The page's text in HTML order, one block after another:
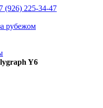
(926) 225-34-47
рубежом
Y6